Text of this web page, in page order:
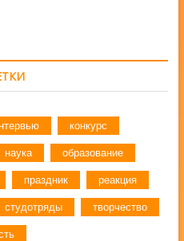
конкурс
наука образование
праздник реакция
студотряды творчество